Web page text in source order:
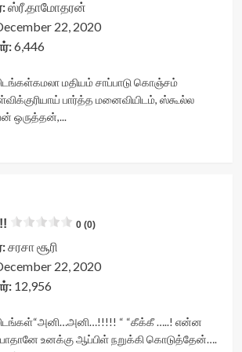
ஸ்ரீ.தாமோதரன்
22, 2020
6,446
கமலா மதியம் சாப்பாடு கொஞ்சம்
பார்த்த மனைவியிடம், ஸ்கூல்ல
ஒருத்தன்,...
0 (0)
சரசா சூரி
22, 2020
12,956
“அனி…அனி…!!!!! “ “கீக்கீ …..! என்ன
உனக்கு ஆப்பிள் நறுக்கி கொடுத்தேன்….